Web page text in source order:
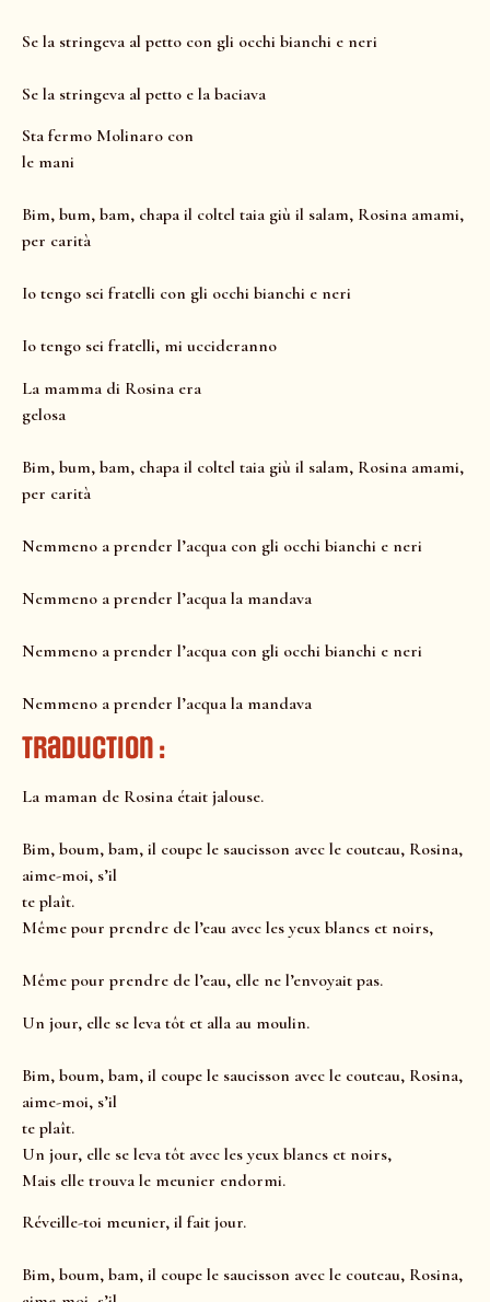
Se la stringeva al petto con gli occhi bianchi e neri
Se la stringeva al petto e la baciava
Sta fermo Molinaro con
le mani
Bim, bum, bam, chapa il coltel taia giù il salam, Rosina amami,
per carità
Io tengo sei fratelli con gli occhi bianchi e neri
Io tengo sei fratelli, mi uccideranno
La mamma di Rosina era
gelosa
Bim, bum, bam, chapa il coltel taia giù il salam, Rosina amami,
per carità
Nemmeno a prender l’acqua con gli occhi bianchi e neri
Nemmeno a prender l’acqua la mandava
Nemmeno a prender l’acqua con gli occhi bianchi e neri
Nemmeno a prender l’acqua la mandava
Traduction :
La maman de Rosina était jalouse.
Bim, boum, bam, il coupe le saucisson avec le couteau, Rosina,
aime-moi, s’il
te plaît.
Même pour prendre de l’eau avec les yeux blancs et noirs,
Même pour prendre de l’eau, elle ne l’envoyait pas.
Un jour, elle se leva tôt et alla au moulin.
Bim, boum, bam, il coupe le saucisson avec le couteau, Rosina,
aime-moi, s’il
te plaît.
Un jour, elle se leva tôt avec les yeux blancs et noirs,
Mais elle trouva le meunier endormi.
Réveille-toi meunier, il fait jour.
Bim, boum, bam, il coupe le saucisson avec le couteau, Rosina,